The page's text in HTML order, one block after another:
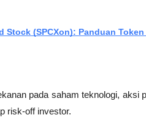
Stock (SPCXon): Panduan
pada saham teknologi, aksi
risk-off investor.